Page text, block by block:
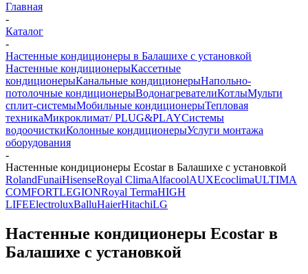
Главная
-
Каталог
-
Настенные кондиционеры в Балашихе с установкой
Настенные кондиционерыКассетные
кондиционерыКанальные кондиционерыНапольно-
потолочные кондиционерыВодонагревателиКотлыМульти
сплит-системыМобильные кондиционерыТепловая
техникаМикроклимат/ PLUG&PLAYСистемы
водоочисткиКолонные кондиционерыУслуги монтажа
оборудования
-
Настенные кондиционеры Ecostar в Балашихе с установкой
RolandFunaiHisenseRoyal ClimaAlfacoolAUXEcoclimaULTIMA
COMFORTLEGIONRoyal TermaHIGH
LIFEElectroluxBalluHaierHitachiLG
Настенные кондиционеры Ecostar в
Балашихе с установкой